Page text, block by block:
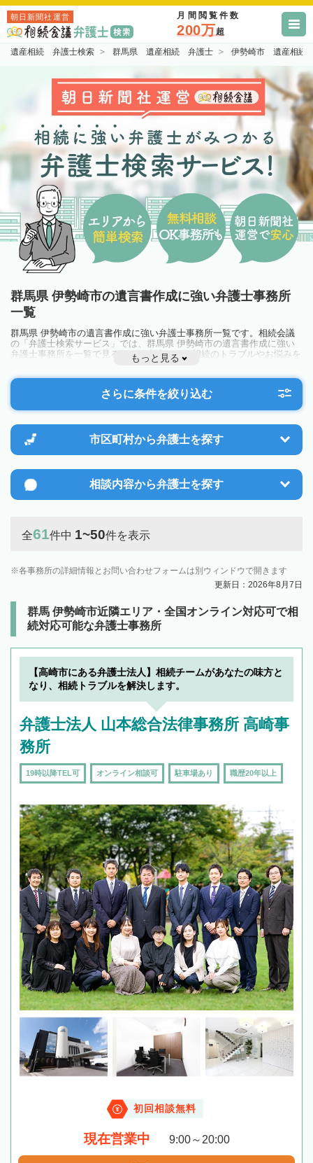
朝日新聞社運営 月間閲覧件数
200万超
遺産相続 弁護士検索 群馬県 遺産相続 弁護士 伊勢崎市 遺産相続
群馬県 伊勢崎市の遺言書作成に強い弁護士事務所
一覧
群馬県 伊勢崎市の遺言書作成に強い弁護士事務所一覧です。相続会議
の「弁護士検索サービス」では、群馬県 伊勢崎市の遺言書作成に強い
弁護士事務所を一覧で見ることが出来ます。相続のトラブルやお悩みを
抱えている方は一度近隣の弁護士に相談してみましょう。
もっと見る
さらに条件を絞り込む
市区町村から弁護士を探す
相談内容から弁護士を探す
全61件中 1~50件を表示
各事務所の詳細情報とお問い合わせフォームは別ウィンドウで開きます
更新日：2026年8月7日
群馬 伊勢崎市近隣エリア・全国オンライン対応可で相
続対応可能な弁護士事務所
【高崎市にある弁護士法人】相続チームがあなたの味方と
なり、相続トラブルを解決します。
弁護士法人 山本総合法律事務所 高崎事
務所
19時以降TEL可 オンライン相談可 駐車場あり 職歴20年以上
初回相談無料
現在営業中 9:00～20:00